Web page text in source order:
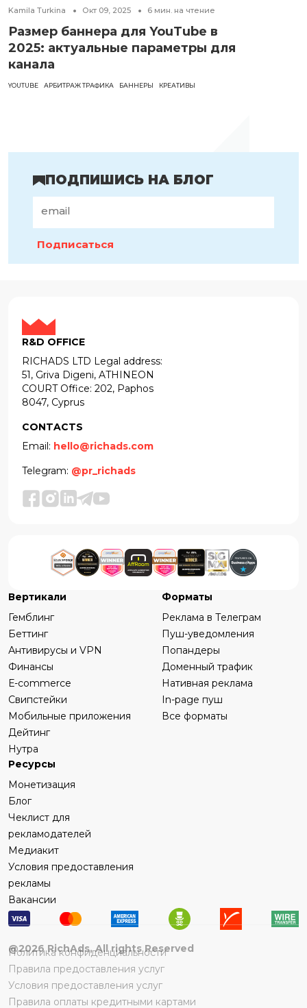
Kamila Turkina Окт 09, 2025 6 мин. на чтение
Размер баннера для YouTube в
2025: актуальные параметры для
канала
YOUTUBE АРБИТРАЖ ТРАФИКА БАННЕРЫ КРЕАТИВЫ
ПОДПИШИСЬ НА БЛОГ
Подписаться
R&D OFFICE
RICHADS LTD Legal address:
51, Griva Digeni, ATHINEON
COURT Office: 202, Paphos
8047, Cyprus
CONTACTS
Email: hello@richads.com
Telegram: @pr_richads
Вертикали
Гемблинг
Беттинг
Антивирусы и VPN
Финансы
Е-commerce
Свипстейки
Мобильные приложения
Дейтинг
Нутра
Форматы
Реклама в Телеграм
Пуш-уведомления
Попандеры
Доменный трафик
Нативная реклама
In-page пуш
Все форматы
Ресурсы
Монетизация
Блог
Чеклист для
рекламодателей
Медиакит
Условия предоставления
рекламы
Вакансии
@2026RichAds, All rights Reserved
Политика конфиденциальности
Правила предоставления услуг
Условия предоставления услуг
Правила оплаты кредитными картами